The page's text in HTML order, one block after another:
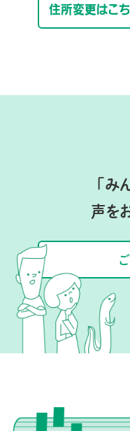
住所変更はこ
「み
声を